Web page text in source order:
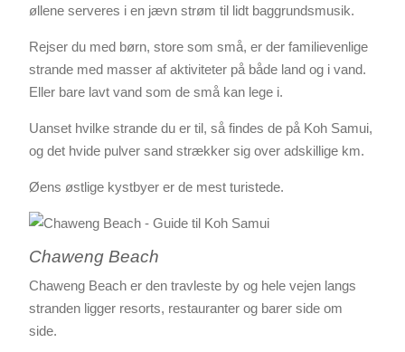
øllene serveres i en jævn strøm til lidt baggrundsmusik.
Rejser du med børn, store som små, er der familievenlige
strande med masser af aktiviteter på både land og i vand.
Eller bare lavt vand som de små kan lege i.
Uanset hvilke strande du er til, så findes de på Koh Samui,
og det hvide pulver sand strækker sig over adskillige km.
Øens østlige kystbyer er de mest turistede.
Chaweng Beach
Chaweng Beach er den travleste by og hele vejen langs
stranden ligger resorts, restauranter og barer side om
side.